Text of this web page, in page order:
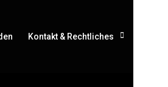
Kontakt & Rechtliches